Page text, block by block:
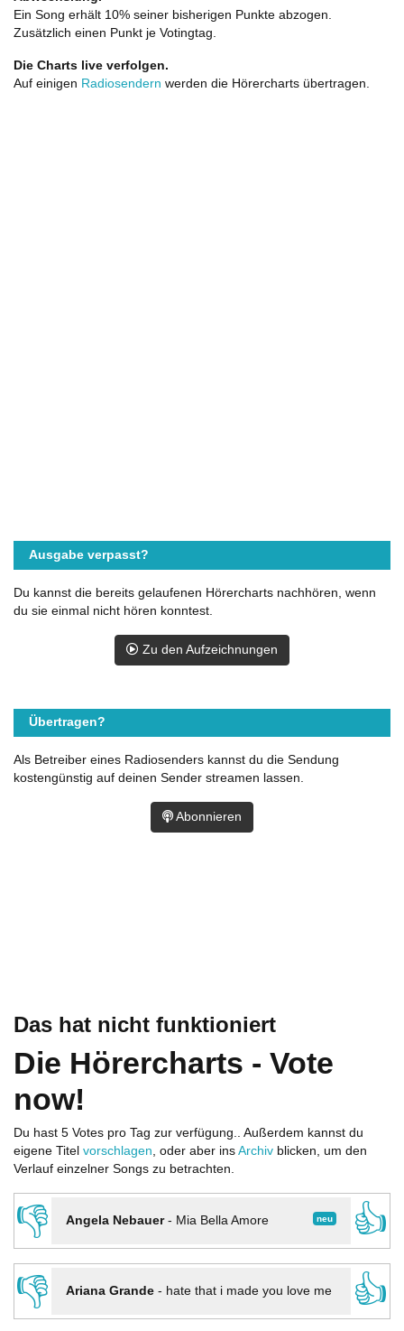
Das hat nicht funktioniert
Die Hörercharts - Vote
now!
Du hast 5 Votes pro Tag zur verfügung.. Außerdem kannst du
eigene Titel vorschlagen, oder aber ins Archiv blicken, um den
Verlauf einzelner Songs zu betrachten.
👎 neu
Angela Nebauer- Mia Bella Amore
👍
👎
Ariana Grande- hate that i made you love me
👍
Ein Song erhält 10% seiner bisherigen Punkte abzogen.
Zusätzlich einen Punkt je Votingtag.
Die Charts live verfolgen.
Auf einigen Radiosendern werden die Hörercharts übertragen.
Ausgabe verpasst?
Du kannst die bereits gelaufenen Hörercharts nachhören, wenn
du sie einmal nicht hören konntest.
Zu den Aufzeichnungen
Übertragen?
Als Betreiber eines Radiosenders kannst du die Sendung
kostengünstig auf deinen Sender streamen lassen.
Abonnieren